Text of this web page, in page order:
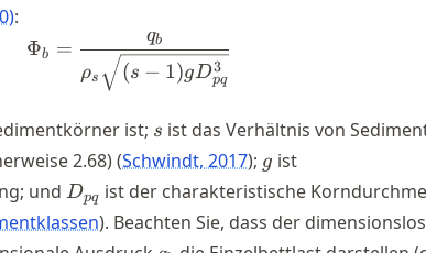
:
\Phi_b = \frac{q_b}{\rho_{s}
Φb =
ρs (s − 1)gDpq
3
qb
ist; s
s ist das Verhältnis von
2.68) Schwindt, 2017 ; g
g ist
und D_{pq}
Dpq ist der charakteristische
). Beachten Sie, dass der